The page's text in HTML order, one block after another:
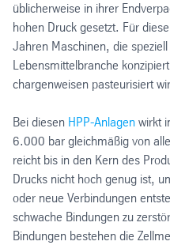
üblicherweise in ihrer
hohen Druck gesetzt. Für
Jahren Maschinen, die
Lebensmittelbranche
chargenweisen pasteurisiert
Bei diesen HPP-Anlagen wirkt
6.000 bar gleichmäßig von
reicht bis in den Kern des
Drucks nicht hoch genug ist,
oder neue Verbindungen
schwache Bindungen zu
Bindungen bestehen die